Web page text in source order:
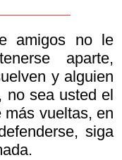
amigos no le
aparte,
y alguien
no sea usted el
vueltas, en
siga